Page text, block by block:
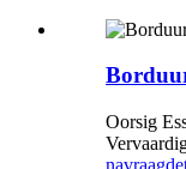
Oorsig